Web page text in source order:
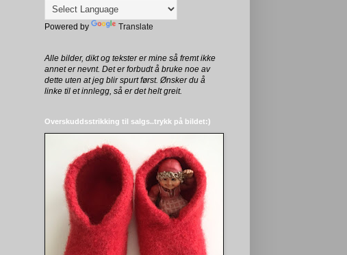
Powered by Translate
Alle bilder, dikt og tekster er mine så fremt ikke
annet er nevnt. Det er forbudt å bruke noe av
dette uten at jeg blir spurt først. Ønsker du å
linke til et innlegg, så er det helt greit.
Overskuddsstrikking til salgs..trykk på bildet:)